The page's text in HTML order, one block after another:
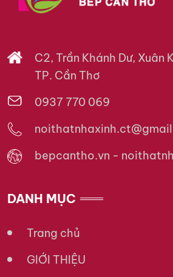
C2, Trần Khánh Dư, Xuân
TP. Cần Thơ
0937 770 069
bepcantho.vn -
DANH MỤC
Trang chủ
GIỚI THIỆU